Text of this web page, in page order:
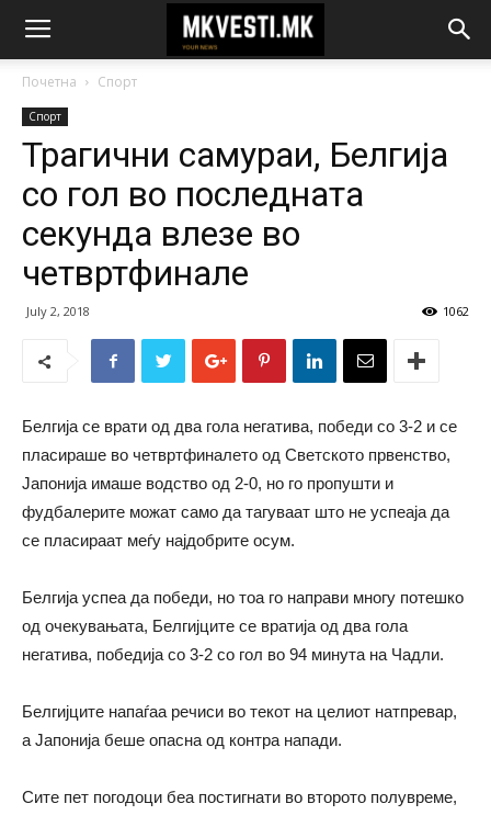
Почетна Спорт
Спорт
Трагични самураи, Белгија
со гол во последната
секунда влезе во
четвртфинале
July 2, 2018 1062
Белгија се врати од два гола негатива, победи со 3-2 и се
пласираше во четвртфиналето од Светското првенство,
Јапонија имаше водство од 2-0, но го пропушти и
фудбалерите можат само да тагуваат што не успеаја да
се пласираат меѓу најдобрите осум.
Белгија успеа да победи, но тоа го направи многу потешко
од очекувањата, Белгијците се вратија од два гола
негатива, победија со 3-2 со гол во 94 минута на Чадли.
Белгијците напаѓаа речиси во текот на целиот натпревар,
а Јапонија беше опасна од контра напади.
Сите пет погодоци беа постигнати во второто полувреме,